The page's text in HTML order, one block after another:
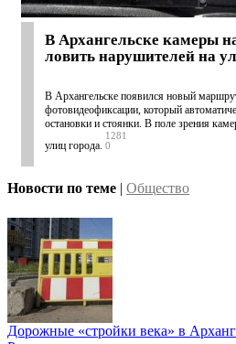
В Архангельске камеры
ловить нарушителей на
В Архангельске появился новый
фотовидеофиксации, который
остановки и стоянки. В поле зрения
улиц города.
1281
0
Новости по теме | Общество
Дорожные «стройки века» в